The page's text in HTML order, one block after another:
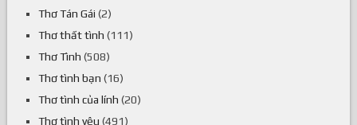
Thơ Tán Gái (2)
Thơ thất tình (111)
Thơ Tình (508)
Thơ tình bạn (16)
Thơ tình của lính (20)
Thơ tình yêu (491)